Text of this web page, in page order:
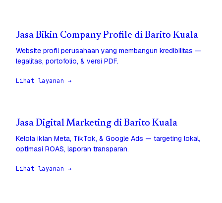
Jasa Bikin Company Profile di Barito Kuala
Website profil perusahaan yang membangun kredibilitas —
legalitas, portofolio, & versi PDF.
Lihat layanan →
Jasa Digital Marketing di Barito Kuala
Kelola iklan Meta, TikTok, & Google Ads — targeting lokal,
optimasi ROAS, laporan transparan.
Lihat layanan →